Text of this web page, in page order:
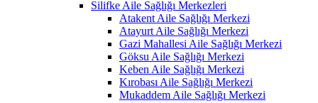
Silifke Aile Sağlığı Merkezleri
Atakent Aile Sağlığı Merkezi
Atayurt Aile Sağlığı Merkezi
Gazi Mahallesi Aile Sağlığı Merkezi
Göksu Aile Sağlığı Merkezi
Keben Aile Sağlığı Merkezi
Kırobası Aile Sağlığı Merkezi
Mukaddem Aile Sağlığı Merkezi